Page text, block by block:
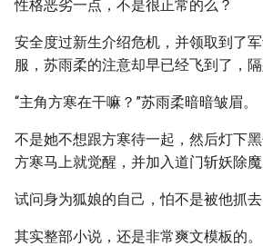
性格恶劣一点，不是很正常的么？
安全度过新生介绍危机，并领取到了
服，苏雨柔的注意却早已经飞到了，隔
“主角方寒在干嘛？”苏雨柔暗暗皱眉。
不是她不想跟方寒待一起，然后灯下
方寒马上就觉醒，并加入道门斩妖除魔
试问身为狐娘的自己，怕不是被他抓
其实整部小说，还是非常爽文模板的。